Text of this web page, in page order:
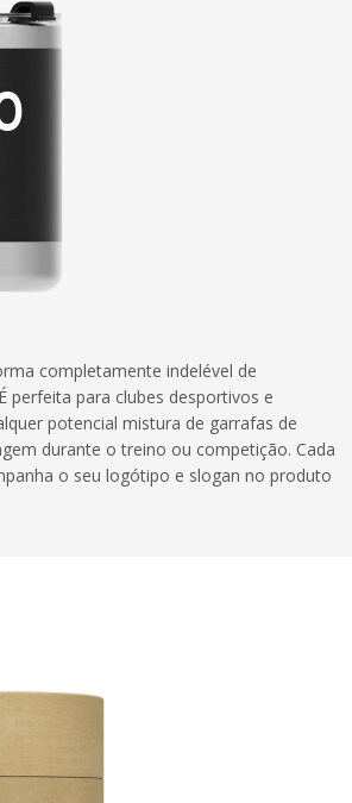
completamente indelével de
perfeita para clubes desportivos e
potencial mistura de garrafas de
durante o treino ou competição. Cada
o seu logótipo e slogan no produto